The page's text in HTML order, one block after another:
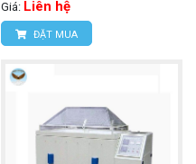
Giá: Liên hệ
ĐẶT MUA